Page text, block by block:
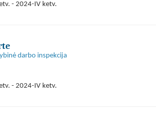
- 2024-IV ketv.
darbo inspekcija
- 2024-IV ketv.